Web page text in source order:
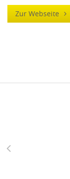
Zur Webseite